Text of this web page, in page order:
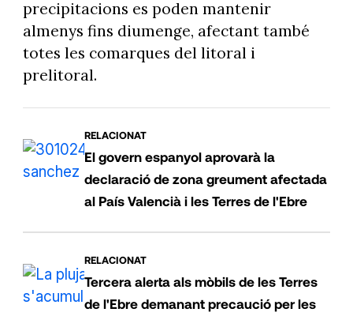
precipitacions es poden mantenir
almenys fins diumenge, afectant també
totes les comarques del litoral i
prelitoral.
RELACIONAT
El govern espanyol aprovarà la
declaració de zona greument afectada
al País Valencià i les Terres de l'Ebre
RELACIONAT
Tercera alerta als mòbils de les Terres
de l'Ebre demanant precaució per les